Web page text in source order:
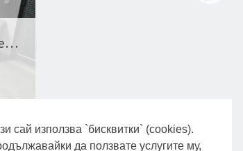
сай използва `бисквитки` (cookies).
да ползвате услугите му,
2-стаен в , Дианабад, София Оферта № 9120